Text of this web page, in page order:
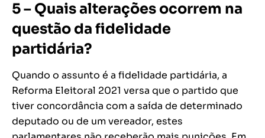
5 – Quais alterações ocorrem na
questão da fidelidade
partidária?
Quando o assunto é a fidelidade partidária, a
Reforma Eleitoral 2021 versa que o partido que
tiver concordância com a saída de determinado
deputado ou de um vereador, estes